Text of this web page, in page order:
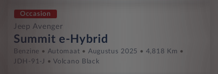
Occasion
Jeep Avenger
Summit e-Hybrid
Benzine Automaat Augustus 2025
4,818 Km
JDH-91-J
Volcano Black